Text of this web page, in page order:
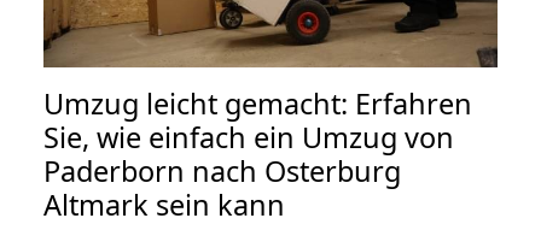
Umzug leicht gemacht: Erfahren
Sie, wie einfach ein Umzug von
Paderborn nach Osterburg
Altmark sein kann